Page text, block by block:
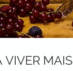
VIVER MAIS